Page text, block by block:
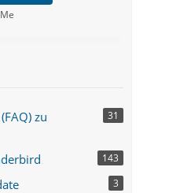
zu
31
143
3